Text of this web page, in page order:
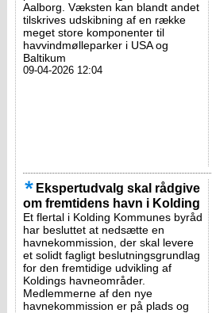
Aalborg. Væksten kan blandt andet
tilskrives udskibning af en række
meget store komponenter til
havvindmølleparker i USA og
Baltikum
09-04-2026 12:04
Ekspertudvalg skal rådgive
om fremtidens havn i Kolding
Et flertal i Kolding Kommunes byråd
har besluttet at nedsætte en
havnekommission, der skal levere
et solidt fagligt beslutningsgrundlag
for den fremtidige udvikling af
Koldings havneområder.
Medlemmerne af den nye
havnekommission er på plads og